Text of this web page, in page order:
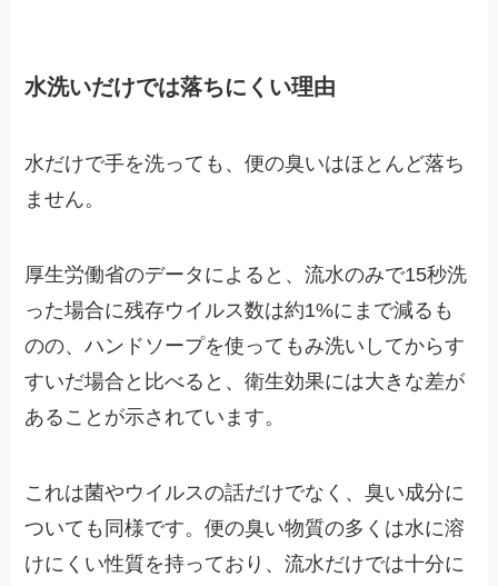
水洗いだけでは落ちにくい理由
水だけで手を洗っても、便の臭いはほとんど落ち
ません。
厚生労働省のデータによると、流水のみで15秒洗
った場合に残存ウイルス数は約1%にまで減るも
のの、ハンドソープを使ってもみ洗いしてからす
すいだ場合と比べると、衛生効果には大きな差が
あることが示されています。
これは菌やウイルスの話だけでなく、臭い成分に
ついても同様です。便の臭い物質の多くは水に溶
けにくい性質を持っており、流水だけでは十分に